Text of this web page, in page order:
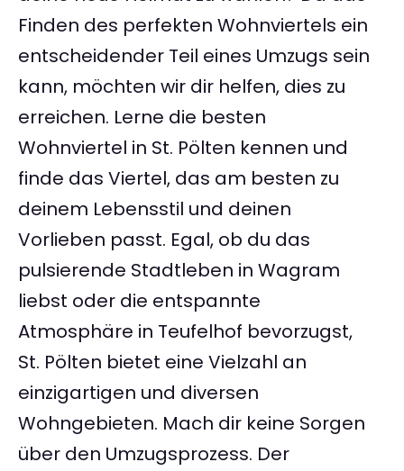
Finden des perfekten Wohnviertels ein
entscheidender Teil eines Umzugs sein
kann, möchten wir dir helfen, dies zu
erreichen. Lerne die besten
Wohnviertel in St. Pölten kennen und
finde das Viertel, das am besten zu
deinem Lebensstil und deinen
Vorlieben passt. Egal, ob du das
pulsierende Stadtleben in Wagram
liebst oder die entspannte
Atmosphäre in Teufelhof bevorzugst,
St. Pölten bietet eine Vielzahl an
einzigartigen und diversen
Wohngebieten. Mach dir keine Sorgen
über den Umzugsprozess. Der